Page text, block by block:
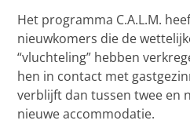
Het programma C.A.L.M.
nieuwkomers die de
“vluchteling” hebben
hen in contact met
verblijft dan tussen twee en
nieuwe accommodatie.